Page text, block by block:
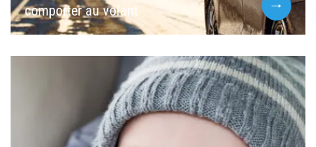
comporter au volant